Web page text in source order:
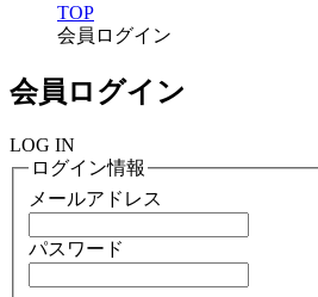
TOP
会員ログイン
会員ログイン
LOG IN
ログイン情報
メールアドレス
パスワード